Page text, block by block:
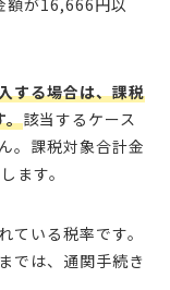
額が16,666円以
する場合は、課税
。該当するケース
。課税対象合計金
ます。
いる税率です。
では、通関手続き